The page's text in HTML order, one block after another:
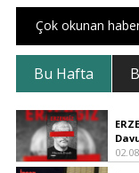
Çok okunan
Bu Hafta